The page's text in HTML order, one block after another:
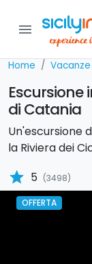
menu
Home
di Catania
Un'escursione
la Riviera dei
star 5 (3498)
OFFERTA